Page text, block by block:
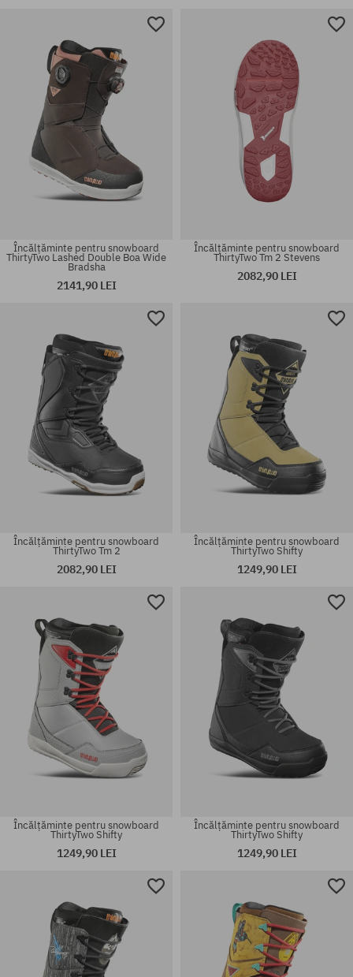
Încălțăminte pentru snowboard
ThirtyTwo Lashed Double Boa Wide
Bradsha
2141,90 LEI
Încălțăminte pentru snowboard
ThirtyTwo Tm 2 Stevens
2082,90 LEI
Încălțăminte pentru snowboard
ThirtyTwo Tm 2
2082,90 LEI
Încălțăminte pentru snowboard
ThirtyTwo Shifty
1249,90 LEI
Încălțăminte pentru snowboard
ThirtyTwo Shifty
1249,90 LEI
Încălțăminte pentru snowboard
ThirtyTwo Shifty
1249,90 LEI